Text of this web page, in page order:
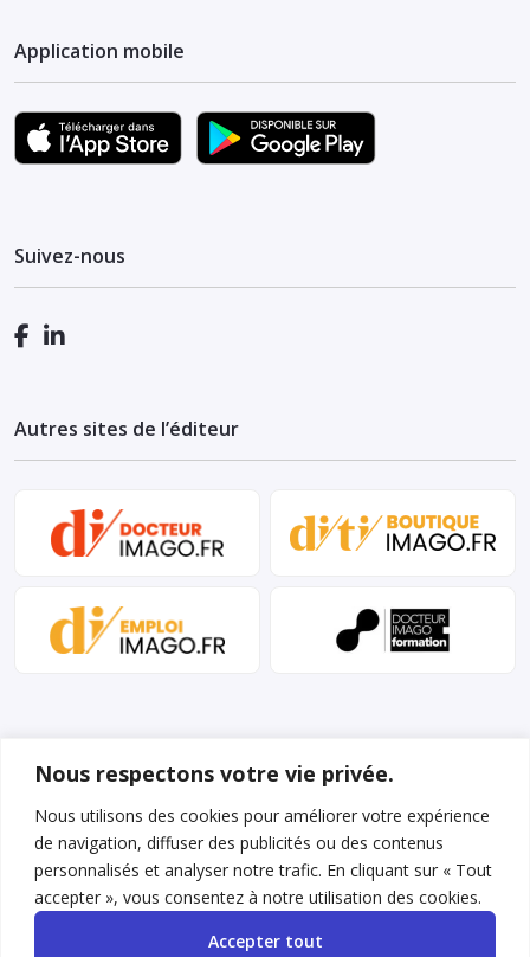
Nous respectons votre vie privée.
Nous utilisons des cookies pour améliorer votre expérience
de navigation, diffuser des publicités ou des contenus
personnalisés et analyser notre trafic. En cliquant sur « Tout
accepter », vous consentez à notre utilisation des cookies.
Accepter tout
Application mobile
Suivez-nous
Autres sites de l’éditeur
Mentions légales et conditions d’utilisation
Charte déontologique